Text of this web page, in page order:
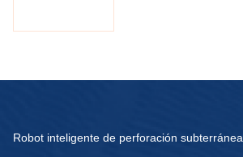
Robot inteligente de perforación subterránea